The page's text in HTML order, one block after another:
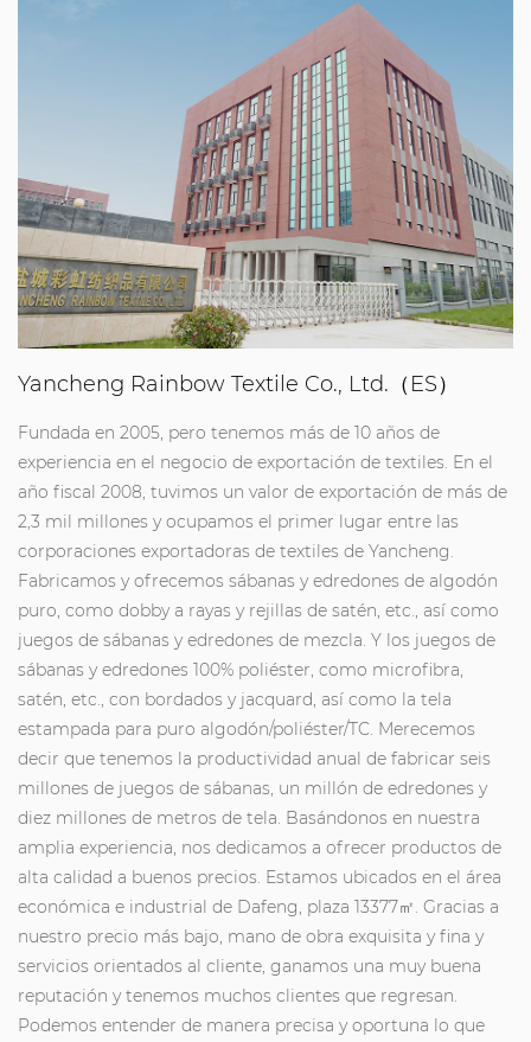
Yancheng Rainbow Textile Co., Ltd.（ES）
Fundada en 2005, pero tenemos más de 10 años de
experiencia en el negocio de exportación de textiles. En el
año fiscal 2008, tuvimos un valor de exportación de más de
2,3 mil millones y ocupamos el primer lugar entre las
corporaciones exportadoras de textiles de Yancheng.
Fabricamos y ofrecemos sábanas y edredones de algodón
puro, como dobby a rayas y rejillas de satén, etc., así como
juegos de sábanas y edredones de mezcla. Y los juegos de
sábanas y edredones 100% poliéster, como microfibra,
satén, etc., con bordados y jacquard, así como la tela
estampada para puro algodón/poliéster/TC. Merecemos
decir que tenemos la productividad anual de fabricar seis
millones de juegos de sábanas, un millón de edredones y
diez millones de metros de tela. Basándonos en nuestra
amplia experiencia, nos dedicamos a ofrecer productos de
alta calidad a buenos precios. Estamos ubicados en el área
económica e industrial de Dafeng, plaza 13377㎡. Gracias a
nuestro precio más bajo, mano de obra exquisita y fina y
servicios orientados al cliente, ganamos una muy buena
reputación y tenemos muchos clientes que regresan.
Podemos entender de manera precisa y oportuna lo que